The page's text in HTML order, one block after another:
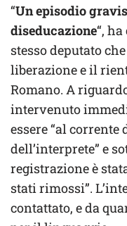
“Un episodio
diseducazione“,
stesso deputato
liberazione e il
Romano. A
intervenuto
essere “al
dell’interprete” e
registrazione è
stati rimossi”.
contattato, e da